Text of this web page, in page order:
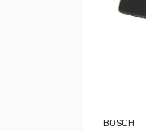
BOSCH